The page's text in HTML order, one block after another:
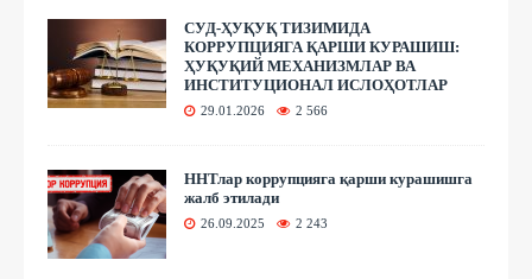
СУД-ҲУҚУҚ ТИЗИМИДА
КОРРУПЦИЯГА ҚАРШИ КУРАШИШ:
ҲУҚУҚИЙ МЕХАНИЗМЛАР ВА
ИНСТИТУЦИОНАЛ ИСЛОҲОТЛАР
29.01.2026 2 566
ННТлар коррупцияга қарши курашишга
жалб этилади
26.09.2025 2 243